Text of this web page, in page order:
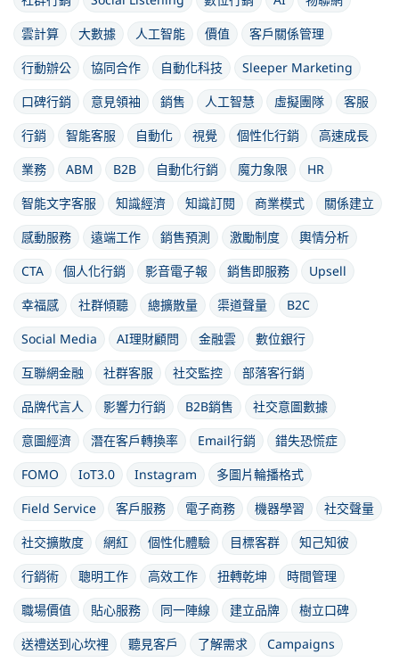
雲計算
大數據 人工智能 價值
客戶關係管理
行動辦公
協同合作 自動化科技
Sleeper Marketing
口碑行銷
意見領袖 銷售 人工智慧 虛擬團隊
客服
行銷
智能客服 自動化 視覺 個性化行銷
高速成長
業務
ABM B2B 自動化行銷 魔力象限
HR
智能文字客服
知識經濟 知識訂閱 商業模式
關係建立
感動服務
遠端工作 銷售預測 激勵制度
輿情分析
CTA
個人化行銷 影音電子報 銷售即服務
Upsell
幸福感
社群傾聽 總擴散量 渠道聲量
B2C
Social Media
AI理財顧問 金融雲
數位銀行
互聯網金融
社群客服 社交監控
部落客行銷
品牌代言人
影響力行銷 B2B銷售
社交意圖數據
意圖經濟
潛在客戶轉換率 Email行銷
錯失恐慌症
FOMO
IoT3.0 Instagram
多圖片輪播格式
Field Service
客戶服務 電子商務 機器學習
社交聲量
社交擴散度
網紅 個性化體驗 目標客群
知己知彼
行銷術
聰明工作 高效工作 扭轉乾坤
時間管理
職場價值
貼心服務 同一陣線 建立品牌
樹立口碑
送禮送到心坎裡
聽見客戶 了解需求
Campaigns